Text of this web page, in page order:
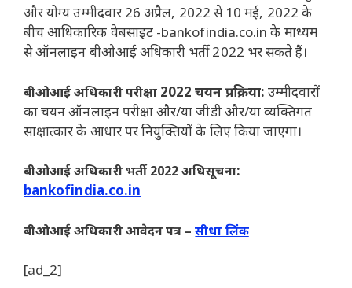
और योग्य उम्मीदवार 26 अप्रैल, 2022 से 10 मई, 2022 के
बीच आधिकारिक वेबसाइट -bankofindia.co.in के माध्यम
से ऑनलाइन बीओआई अधिकारी भर्ती 2022 भर सकते हैं।
बीओआई अधिकारी परीक्षा2022 चयन प्रक्रिया: उम्मीदवारों
का चयन ऑनलाइन परीक्षा और/या जीडी और/या व्यक्तिगत
साक्षात्कार के आधार पर नियुक्तियों के लिए किया जाएगा।
बीओआई अधिकारी भर्ती 2022 अधिसूचना:
bankofindia.co.in
बीओआई अधिकारी आवेदन पत्र –सीधा लिंक
[ad_2]